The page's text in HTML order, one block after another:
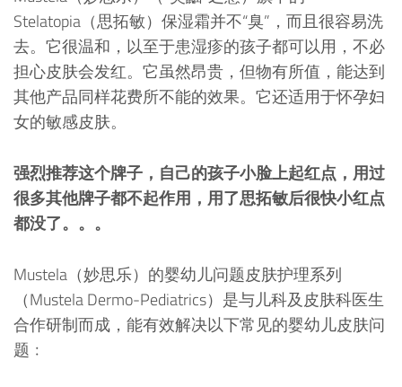
Stelatopia（思拓敏）保湿霜并不“臭”，而且很容易洗
去。它很温和，以至于患湿疹的孩子都可以用，不必
担心皮肤会发红。它虽然昂贵，但物有所值，能达到
其他产品同样花费所不能的效果。它还适用于怀孕妇
女的敏感皮肤。
强烈推荐这个牌子，自己的孩子小脸上起红点，用过
很多其他牌子都不起作用，用了思拓敏后很快小红点
都没了。。。
Mustela（妙思乐）的婴幼儿问题皮肤护理系列
（Mustela Dermo-Pediatrics）是与儿科及皮肤科医生
合作研制而成，能有效解决以下常见的婴幼儿皮肤问
题﹕